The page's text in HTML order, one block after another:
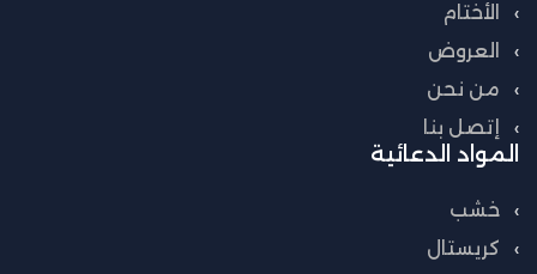
الأختام
العروض
من نحن
إتصل بنا
المواد الدعائية
خشب
كريستال